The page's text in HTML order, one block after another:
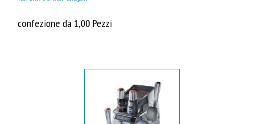
confezione da 1,00 Pezzi